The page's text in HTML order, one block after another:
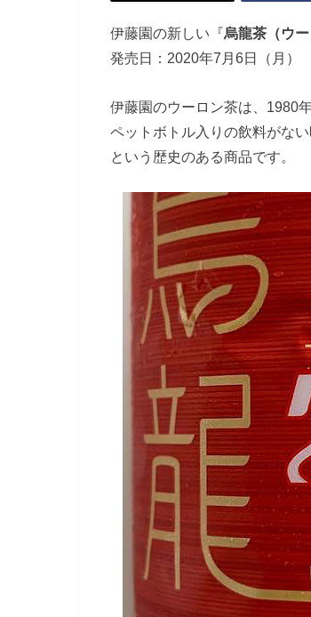
伊藤園の新しい『烏龍茶（ウー
発売日：2020年7月6日（月）
伊藤園のウーロン茶は、1980
ペットボトル入りの飲料がない
という歴史のある商品です。